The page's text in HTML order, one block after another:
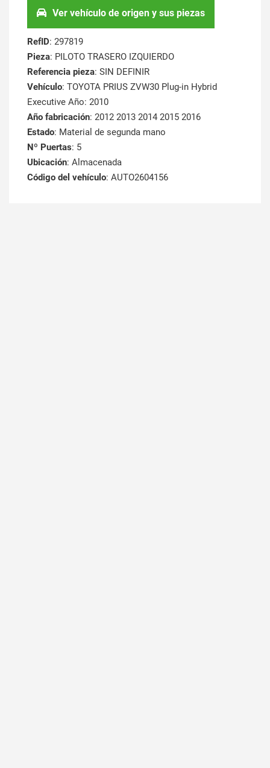
Ver vehículo de origen y sus piezas
RefID: 297819
Pieza: PILOTO TRASERO IZQUIERDO
Referencia pieza: SIN DEFINIR
Vehículo: TOYOTA PRIUS ZVW30 Plug-in Hybrid
Executive Año: 2010
Año fabricación: 2012 2013 2014 2015 2016
Estado: Material de segunda mano
Nº Puertas: 5
Ubicación: Almacenada
Código del vehículo: AUTO2604156